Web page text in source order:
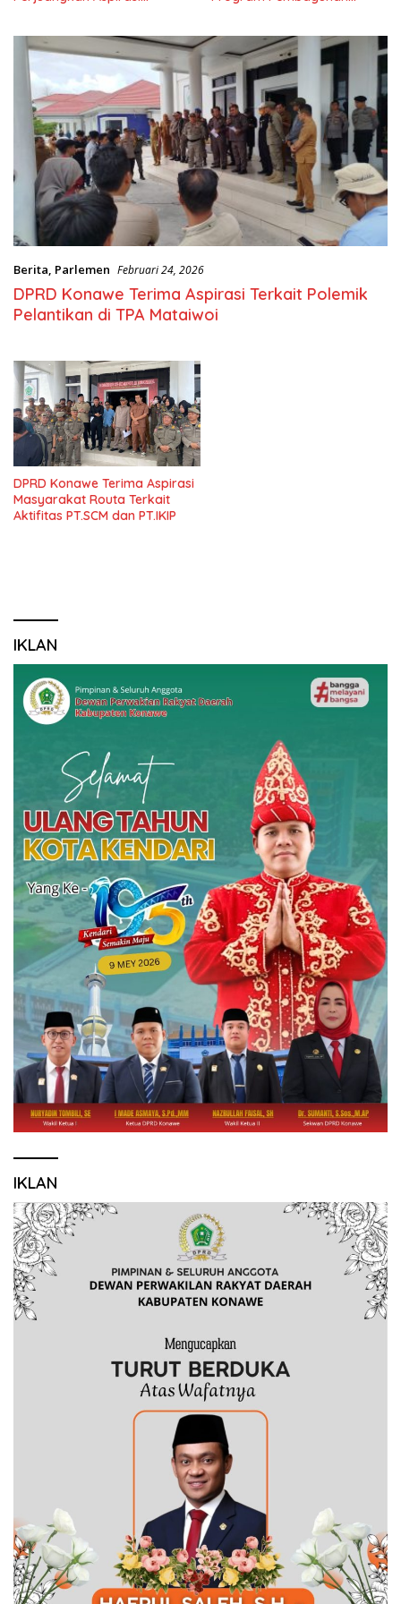
Berita, Parlemen Februari 24, 2026
DPRD Konawe Terima Aspirasi Terkait Polemik
Pelantikan di TPA Mataiwoi
DPRD Konawe Terima Aspirasi
Masyarakat Routa Terkait
Aktifitas PT.SCM dan PT.IKIP
IKLAN
IKLAN